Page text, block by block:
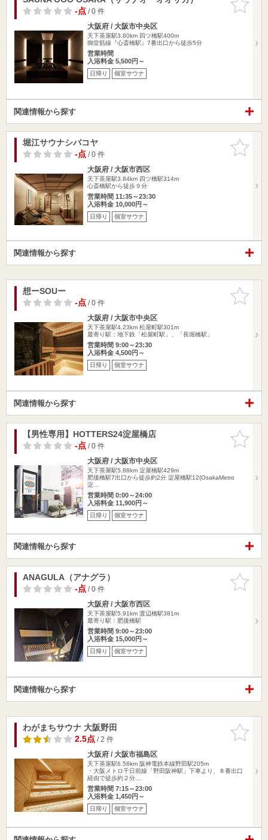
りに追加
-点/ 0 件
大阪府 / 大阪市中央区
天下茶屋駅3.80km 四ツ橋駅400m
御堂筋線『心斎橋駅』7番出口から徒歩5分
営業時間
入浴料金 5,500円～
日帰り 個室サウナ
関連情報から探す
お気に入
りに追加
堀江サウナシバコヤ
-点/ 0 件
大阪府 / 大阪市西区
天下茶屋駅3.84km 四ツ橋駅314m
心斎橋駅から徒歩９分
営業時間 11:35～23:30
入浴料金 10,000円～
日帰り 個室サウナ
関連情報から探す
お気に入
りに追加
想ーSOUー
-点/ 0 件
大阪府 / 大阪市中央区
天下茶屋駅4.23km 松屋町駅301m
最寄り駅：地下鉄「松屋町駅」、「長堀橋駅」
営業時間 9:00～23:30
入浴料金 4,500円～
日帰り 個室サウナ
関連情報から探す
お気に入
りに追加
【男性専用】HOTTERS24淀屋橋店
-点/ 0 件
大阪府 / 大阪市中央区
天下茶屋駅5.88km 淀屋橋駅429m
肥後橋駅7出口から徒歩約2分 淀屋橋駅12(OsakaMetro
淀…
営業時間 0:00～24:00
入浴料金 11,900円～
日帰り 個室サウナ
関連情報から探す
お気に入
りに追加
ANAGULA（アナグラ）
-点/ 0 件
大阪府 / 大阪市西区
天下茶屋駅5.91km 渡辺橋駅381m
最寄り駅：肥後橋駅
営業時間 9:00～23:00
入浴料金 15,000円～
日帰り 個室サウナ
関連情報から探す
お気に入
りに追加
わがまちサウナ 大阪野田
2.5点/ 2 件
大阪府 / 大阪市福島区
天下茶屋駅6.56km 阪神電鉄本線野田駅205m
・大阪メトロ千日前線「野田阪神駅」下車より、８番出口
経由で徒歩約２分…
営業時間 7:15～23:00
入浴料金 1,450円～
日帰り 個室サウナ